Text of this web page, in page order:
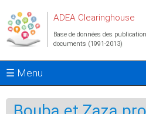
ADEA Clearinghouse
Base de données des
documents (1991-2013)
☰ Menu